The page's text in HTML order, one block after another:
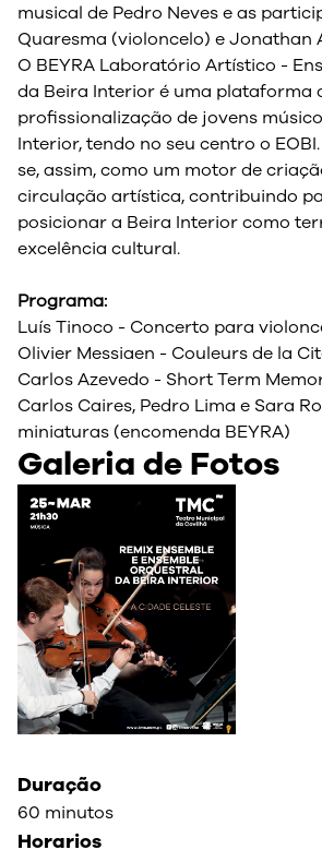
Duração
60 minutos
Horarios
musical de Pedro Neves e as
Quaresma (violoncelo) e Jonathan
O BEYRA Laboratório Artístico -
da Beira Interior é uma plataforma
profissionalização de jovens
Interior, tendo no seu centro o
se, assim, como um motor de
circulação artística, contribuindo
posicionar a Beira Interior como
excelência cultural.
Programa:
Luís Tinoco - Concerto para
Olivier Messiaen - Couleurs de la
Carlos Azevedo - Short Term
Carlos Caires, Pedro Lima e Sara
miniaturas (encomenda BEYRA)
Galeria de Fotos